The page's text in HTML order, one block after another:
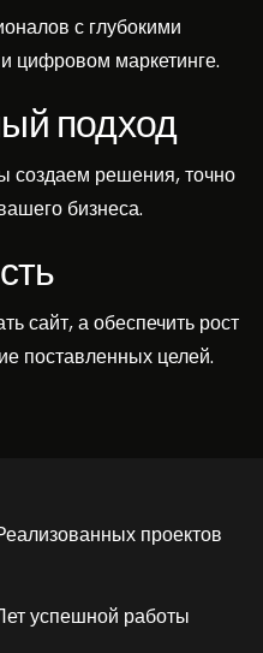
с глубокими
цифровом маркетинге.
подход
создаем решения, точно
бизнеса.
сайт, а обеспечить рост
поставленных целей.
проектов
успешной работы